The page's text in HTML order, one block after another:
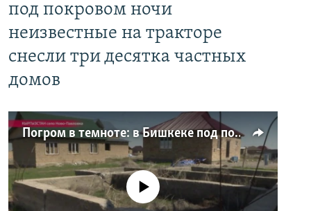
под покровом ночи
неизвестные на тракторе
снесли три десятка частных
домов
Погром в темноте: в Бишкеке под покровом ночи неизвестные на тракторе снесли три десятка частных домов
No media source currently available